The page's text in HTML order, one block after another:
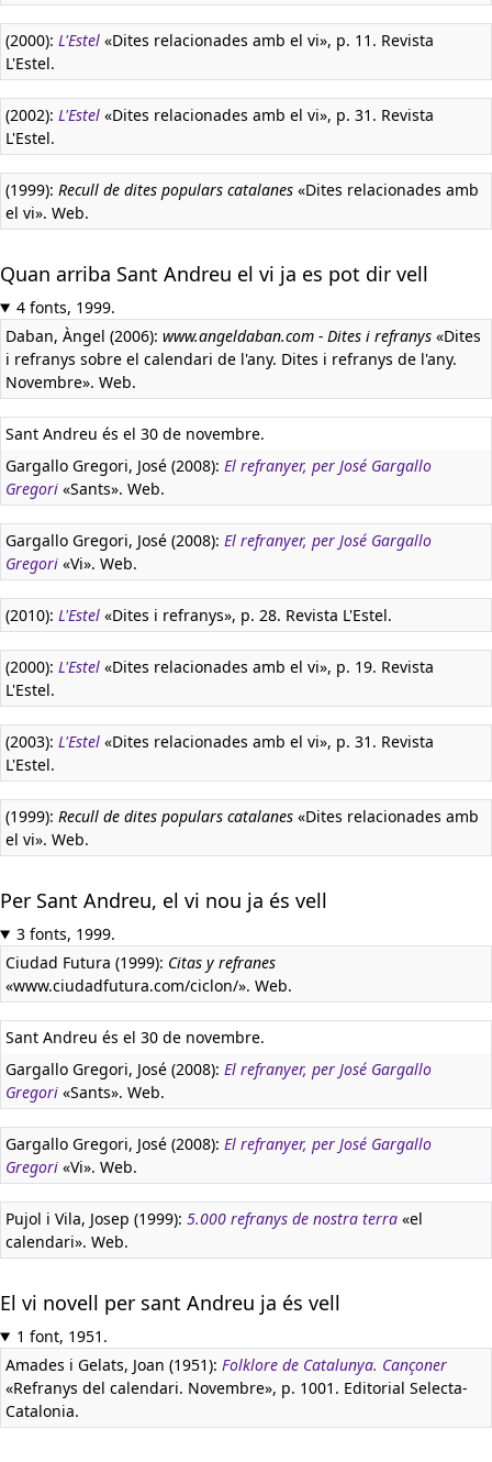
(2000): L'Estel «Dites relacionades amb el vi», p. 11. Revista
L'Estel.
(2002): L'Estel «Dites relacionades amb el vi», p. 31. Revista
L'Estel.
(1999): Recull de dites populars catalanes «Dites relacionades amb
el vi». Web.
Quan arriba Sant Andreu el vi ja es pot dir vell
4 fonts, 1999.
Daban, Àngel (2006): www.angeldaban.com - Dites i refranys «Dites
i refranys sobre el calendari de l'any. Dites i refranys de l'any.
Novembre». Web.
Sant Andreu és el 30 de novembre.
Gargallo Gregori, José (2008): El refranyer, per José Gargallo
Gregori «Sants». Web.
Gargallo Gregori, José (2008): El refranyer, per José Gargallo
Gregori «Vi». Web.
(2010): L'Estel «Dites i refranys», p. 28. Revista L'Estel.
(2000): L'Estel «Dites relacionades amb el vi», p. 19. Revista
L'Estel.
(2003): L'Estel «Dites relacionades amb el vi», p. 31. Revista
L'Estel.
(1999): Recull de dites populars catalanes «Dites relacionades amb
el vi». Web.
Per Sant Andreu, el vi nou ja és vell
3 fonts, 1999.
Ciudad Futura (1999): Citas y refranes
«www.ciudadfutura.com/ciclon/». Web.
Sant Andreu és el 30 de novembre.
Gargallo Gregori, José (2008): El refranyer, per José Gargallo
Gregori «Sants». Web.
Gargallo Gregori, José (2008): El refranyer, per José Gargallo
Gregori «Vi». Web.
Pujol i Vila, Josep (1999): 5.000 refranys de nostra terra «el
calendari». Web.
El vi novell per sant Andreu ja és vell
1 font, 1951.
Amades i Gelats, Joan (1951): Folklore de Catalunya. Cançoner
«Refranys del calendari. Novembre», p. 1001. Editorial Selecta-
Catalonia.